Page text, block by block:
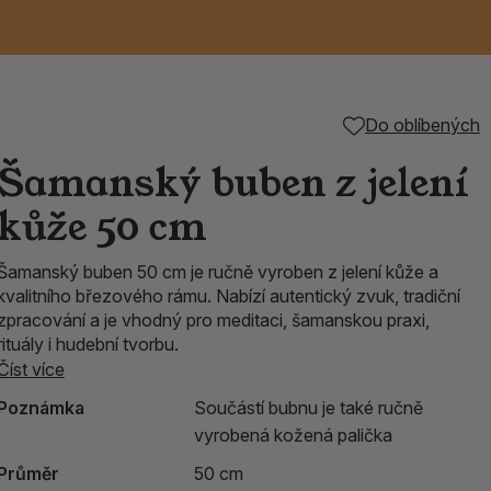
Orientální kovové
lucerny
Do oblíbených
buben z jelení
50 cm
buben 50 cm je ručně vyroben z jelení kůže a
březového rámu. Nabízí autentický zvuk, tradiční
a je vhodný pro meditaci, šamanskou praxi,
i hudební tvorbu.
více
Součástí bubnu je také ručně
vyrobená kožená palička
50 cm